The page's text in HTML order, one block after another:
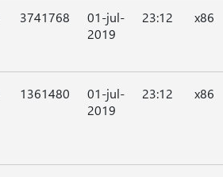
3741768
01-jul-
2019
23:12 x86
1361480
01-jul-
2019
23:12 x86